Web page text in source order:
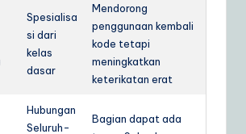
Spesialisa
si dari
kelas
dasar
Mendorong
penggunaan kembali
kode tetapi
meningkatkan
keterikatan erat
Hubungan
Seluruh-
Bagian dapat ada